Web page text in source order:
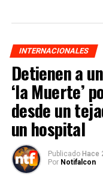
INTERNACIONALES
Detienen a
‘la Muerte’
desde un
un hospital
Publicado Hace
Por Notifalcon